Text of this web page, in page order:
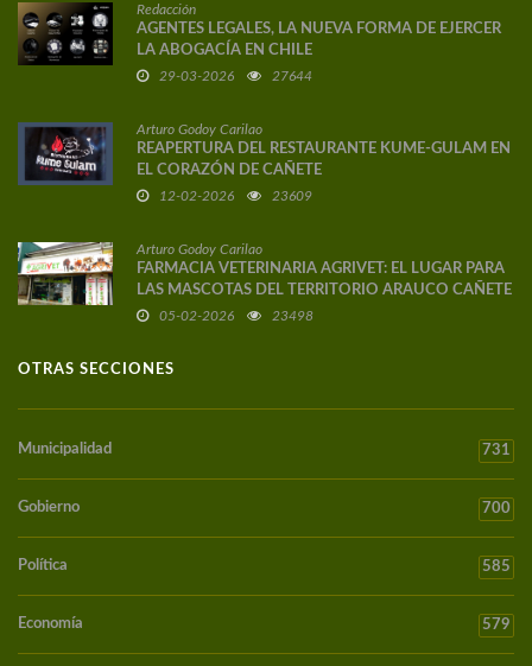
Redacción
AGENTES LEGALES, LA NUEVA FORMA DE EJERCER
LA ABOGACÍA EN CHILE
29-03-2026 27644
Arturo Godoy Carilao
REAPERTURA DEL RESTAURANTE KUME-GULAM EN
EL CORAZÓN DE CAÑETE
12-02-2026 23609
Arturo Godoy Carilao
FARMACIA VETERINARIA AGRIVET: EL LUGAR PARA
LAS MASCOTAS DEL TERRITORIO ARAUCO CAÑETE
05-02-2026 23498
OTRAS SECCIONES
Municipalidad 731
Gobierno 700
Política 585
Economía 579